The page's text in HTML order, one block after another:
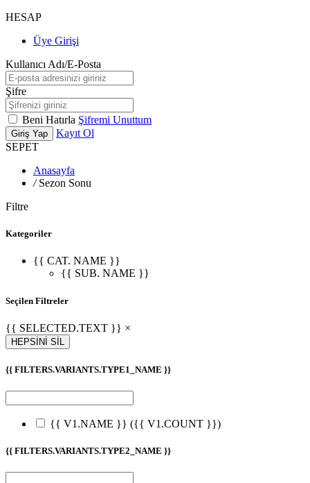
HESAP
Üye Girişi
Kullanıcı Adı/E-Posta
Şifre
Beni Hatırla Şifremi Unuttum
Giriş Yap
Kayıt Ol
SEPET
Anasayfa
/ Sezon Sonu
Filtre
Kategoriler
{{ CAT. NAME }}
{{ SUB. NAME }}
Seçilen Filtreler
{{ SELECTED.TEXT }} ×
HEPSİNİ SİL
{{ FILTERS.VARIANTS.TYPE1_NAME }}
{{ V1.NAME }} ({{ V1.COUNT }})
{{ FILTERS.VARIANTS.TYPE2_NAME }}